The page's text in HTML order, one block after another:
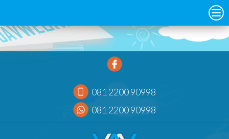
081 2200 90998
081 2200 90998